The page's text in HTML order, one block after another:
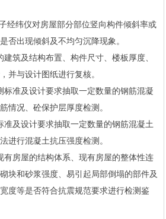
经纬仪对房屋部分部位竖向构件倾斜率或
否出现倾斜及不均匀沉降现象。
筑及结构布置、构件尺寸、楼板厚度、
并与设计图纸进行复核。
标准及设计要求抽取一定数量的钢筋混凝
情况、砼保护层厚度检测。
准及设计要求抽取一定数量的钢筋混凝土
进行混凝土抗压强度检测。
有房屋的结构体系、现有房屋的整体性连
块和砂浆强度、易引起局部倒塌的部件及
度等是否符合抗震规范要求进行检测鉴